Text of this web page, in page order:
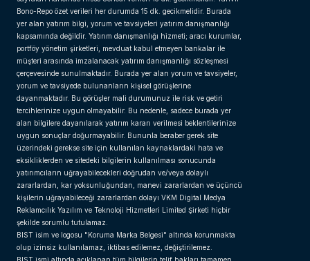
Bono-Repo özet verileri her durumda 15 dk. gecikmelidir. Burada
yer alan yatırım bilgi, yorum ve tavsiyeleri yatırım danışmanlığı
kapsamında değildir. Yatırım danışmanlığı hizmeti; aracı kurumlar,
portföy yönetim şirketleri, mevduat kabul etmeyen bankalar ile
müşteri arasında imzalanacak yatırım danışmanlığı sözleşmesi
çerçevesinde sunulmaktadır. Burada yer alan yorum ve tavsiyeler,
yorum ve tavsiyede bulunanların kişisel görüşlerine
dayanmaktadır. Bu görüşler mali durumunuz ile risk ve getiri
tercihlerinize uygun olmayabilir. Bu nedenle, sadece burada yer
alan bilgilere dayanılarak yatırım kararı verilmesi beklentilerinize
uygun sonuçlar doğurmayabilir. Bununla beraber gerek site
üzerindeki gerekse site için kullanılan kaynaklardaki hata ve
eksikliklerden ve sitedeki bilgilerin kullanılması sonucunda
yatırımcıların uğrayabilecekleri doğrudan ve/veya dolaylı
zararlardan, kar yoksunluğundan, manevi zararlardan ve üçüncü
kişilerin uğrayabileceği zararlardan dolayı VKM Digital Medya
Reklamcılık Yazılım ve Teknoloji Hizmetleri Limited Şirketi hiçbir
şekilde sorumlu tutulamaz.
BIST isim ve logosu "Koruma Marka Belgesi" altında korunmakta
olup izinsiz kullanılamaz, iktibas edilemez, değiştirilemez.